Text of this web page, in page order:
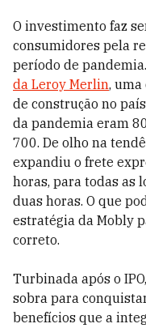
O investimento faz
consumidores pela
período de
da Leroy Merlin,
de construção no
da pandemia eram
700. De olho na
expandiu o frete
horas, para todas as
duas horas. O que
estratégia da Mobly
correto.
Turbinada após o
sobra para
benefícios que a